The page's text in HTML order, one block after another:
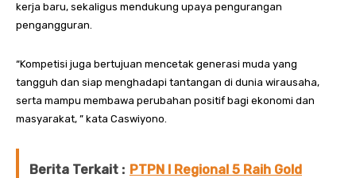
kerja baru, sekaligus mendukung upaya pengurangan
pengangguran.
“Kompetisi juga bertujuan mencetak generasi muda yang
tangguh dan siap menghadapi tantangan di dunia wirausaha,
serta mampu membawa perubahan positif bagi ekonomi dan
masyarakat, ” kata Caswiyono.
Berita Terkait : PTPN I Regional 5 Raih Gold